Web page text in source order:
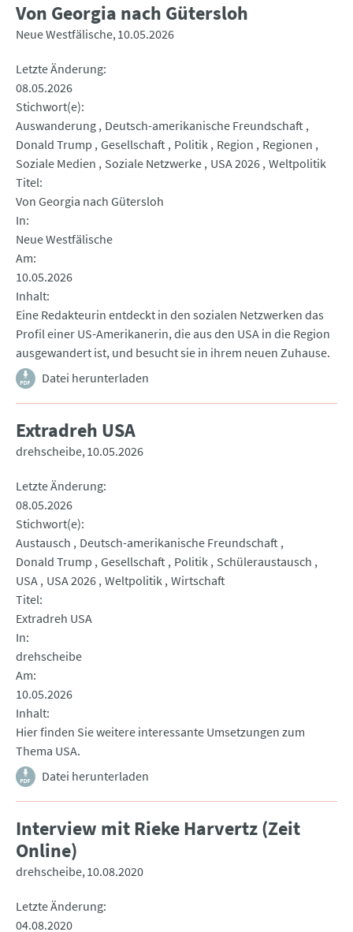
Von Georgia nach Gütersloh
Neue Westfälische 10.05.2026
Letzte Änderung
08.05.2026
Stichwort(e)
Auswanderung Deutsch-amerikanische Freundschaft
Donald Trump Gesellschaft Politik Region
Regionen
Soziale Medien
Soziale Netzwerke USA 2026 Weltpolitik
Titel
Von Georgia nach Gütersloh
In
Neue Westfälische
Am
10.05.2026
Inhalt
Eine Redakteurin entdeckt in den sozialen Netzwerken das
Profil einer US-Amerikanerin, die aus den USA in die Region
ausgewandert ist, und besucht sie in ihrem neuen Zuhause.
Datei herunterladen
Extradreh USA
drehscheibe 10.05.2026
Letzte Änderung
08.05.2026
Stichwort(e)
Austausch
Deutsch-amerikanische Freundschaft
Donald Trump Gesellschaft Politik Schüleraustausch
USA USA 2026 Weltpolitik Wirtschaft
Titel
Extradreh USA
In
drehscheibe
Am
10.05.2026
Inhalt
Hier finden Sie weitere interessante Umsetzungen zum
Thema USA.
Datei herunterladen
Interview mit Rieke Harvertz (Zeit
Online)
drehscheibe 10.08.2020
Letzte Änderung
04.08.2020